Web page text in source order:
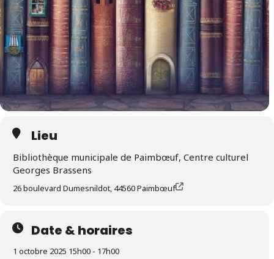
Lieu
Bibliothèque municipale de Paimbœuf, Centre culturel
Georges Brassens
26 boulevard Dumesnildot, 44560 Paimbœuf
Date & horaires
1 octobre 2025 15h00 - 17h00